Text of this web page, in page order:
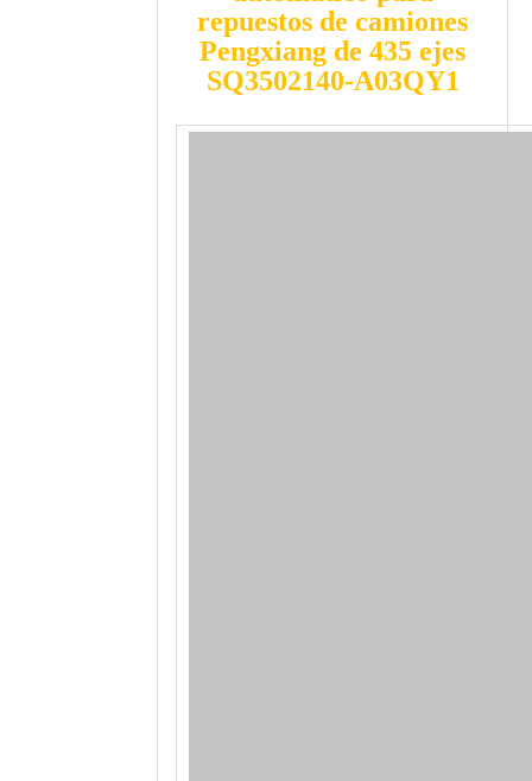
repuestos de camiones
Pengxiang de 435 ejes
SQ3502140-A03QY1